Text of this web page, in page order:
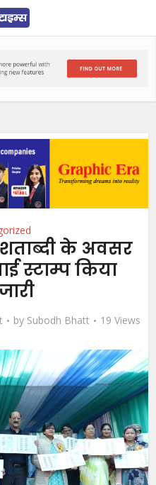
के अवसर
स्टाम्प किया
by Subodh Bhatt 19 Views